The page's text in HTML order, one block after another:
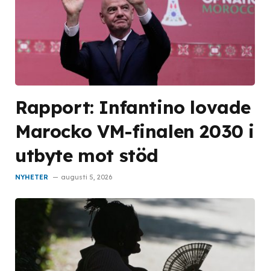
Rapport: Infantino lovade
Marocko VM-finalen 2030 i
utbyte mot stöd
NYHETER augusti 5, 2026